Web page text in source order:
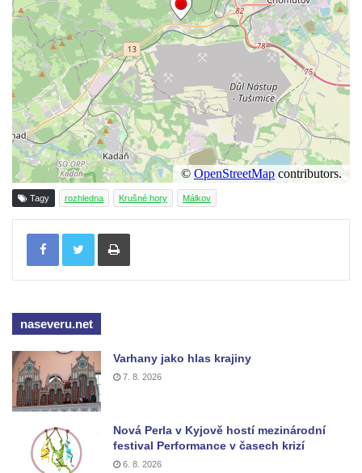
Rozhledna Vrchbělá
Vyhlídka Triangl u Markvartic
Masarykova věž samostatnosti
Rozhledna Janov
Rozhledna Alainova věž
Rozhledna (vyhlídková věž) Kumburk
Rozhledna Na Čihadle
Střekovská vyhlídka
Víťova rozhledna
Rozhledna Vrchovina
Vyhlídková věž Dneboh
Rozhledna Valtenberg
Rozhledna Kaňk (Havířská bouda) u Kutné
Hory
Rozhledna Rumburak
Stezka korunami stromů – Krkonoše
Rozhledna Eliška (Stachelberg)
Rozhledna Bismarckturm v Neugersdorfu
Tagy rozhledna Krušné hory Málkov
Tisknout
naseveru.net
Varhany jako hlas krajiny
7. 8. 2026
Nová Perla v Kyjově hostí mezinárodní
festival Performance v časech krizí
6. 8. 2026